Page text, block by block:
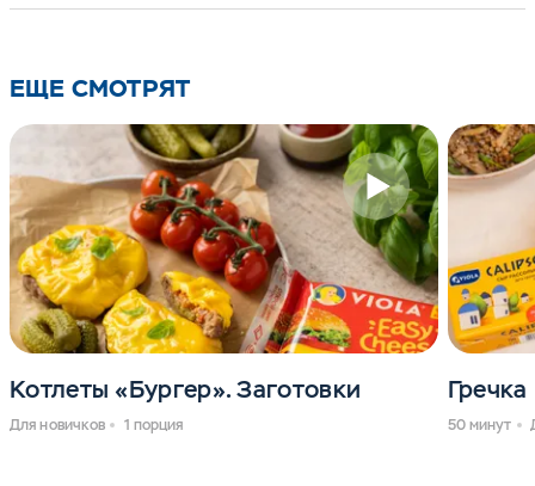
ЕЩЕ СМОТРЯТ
Котлеты «Бургер». Заготовки
Для новичков 1 порция 50 минут